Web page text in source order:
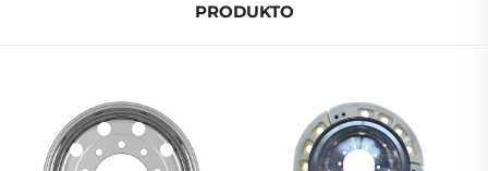
PRODUKTO